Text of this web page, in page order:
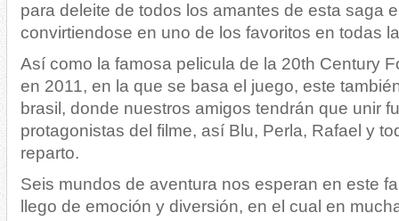
para deleite de todos los amantes de esta saga
convirtiendose en uno de los favoritos en todas
Así como la famosa pelicula de la 20th Century
en 2011, en la que se basa el juego, este
brasil, donde nuestros amigos tendrán que unir
protagonistas del filme, así Blu, Perla, Rafael y
reparto.
Seis mundos de aventura nos esperan en este
llego de emoción y diversión, en el cual en